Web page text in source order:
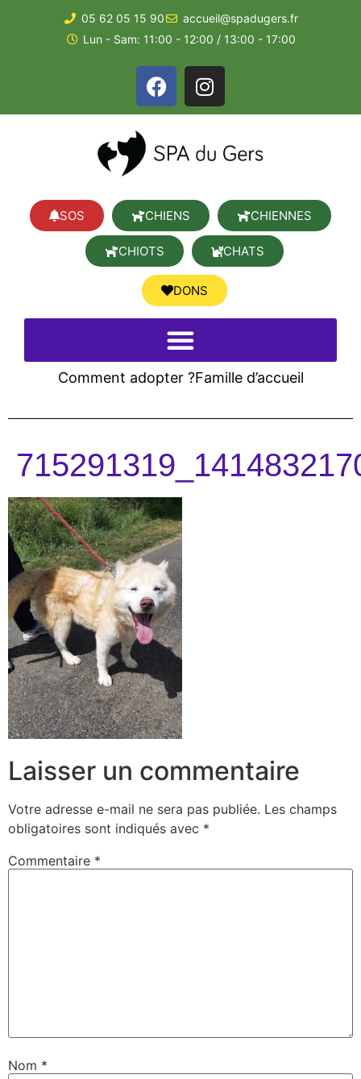
05 62 05 15 90
accueil@spadugers.fr
Lun - Sam: 11:00 - 12:00 / 13:00 - 17:00
SOS CHIENS CHIENNES
CHIOTS CHATS
DONS
Comment adopter ?Famille d’accueil
Laisser un commentaire
Votre adresse e-mail ne sera pas publiée. Les champs
obligatoires sont indiqués avec *
Commentaire *
Nom *